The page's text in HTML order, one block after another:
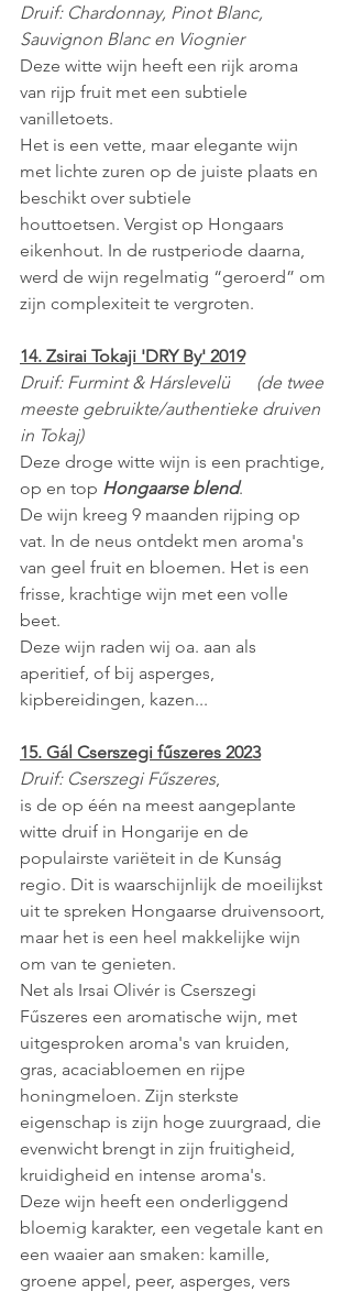
Druif: Chardonnay, Pinot Blanc,
Sauvignon Blanc en Viognier
Deze witte wijn heeft een rijk aroma
van rijp fruit met een subtiele
vanilletoets.
Het is een vette, maar elegante wijn
met lichte zuren op de juiste plaats en
beschikt over subtiele
houttoetsen. Vergist op Hongaars
eikenhout. In de rustperiode daarna,
werd de wijn regelmatig “geroerd” om
zijn complexiteit te vergroten.
14. Zsirai Tokaji 'DRY By' 2019
Druif: Furmint & Hárslevelü      (de twee
meeste gebruikte/authentieke druiven
in Tokaj)
Deze droge witte wijn is een prachtige,
op en top Hongaarse blend.
De wijn kreeg 9 maanden rijping op
vat. In de neus ontdekt men aroma's
van geel fruit en bloemen. Het is een
frisse, krachtige wijn met een volle
beet.
Deze wijn raden wij oa. aan als
aperitief, of bij asperges,
kipbereidingen, kazen...
15. Gál Cserszegi fűszeres 2023
Druif: Cserszegi Fűszeres,
is de op één na meest aangeplante
witte druif in Hongarije en de
populairste variëteit in de Kunság
regio. Dit is waarschijnlijk de moeilijkst
uit te spreken Hongaarse druivensoort,
maar het is een heel makkelijke wijn
om van te genieten.
Net als Irsai Olivér is Cserszegi
Fűszeres een aromatische wijn, met
uitgesproken aroma's van kruiden,
gras, acaciabloemen en rijpe
honingmeloen. Zijn sterkste
eigenschap is zijn hoge zuurgraad, die
evenwicht brengt in zijn fruitigheid,
kruidigheid en intense aroma's.
Deze wijn heeft een onderliggend
bloemig karakter, een vegetale kant en
een waaier aan smaken: kamille,
groene appel, peer, asperges, vers